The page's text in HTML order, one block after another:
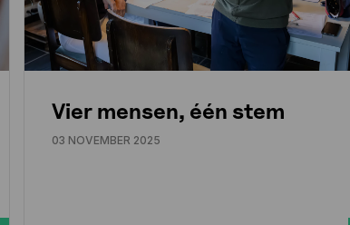
Vier mensen, één stem
03 NOVEMBER 2025